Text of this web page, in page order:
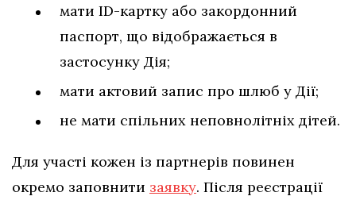
мати ID-картку або закордонний
паспорт, що відображається в
застосунку Дія;
мати актовий запис про шлюб у Дії;
не мати спільних неповнолітніх дітей.
Для участі кожен із партнерів повинен
окремо заповнити заявку. Після реєстрації